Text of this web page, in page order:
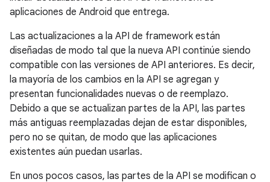
aplicaciones de Android que entrega.
Las actualizaciones a la API de framework están
diseñadas de modo tal que la nueva API continúe siendo
compatible con las versiones de API anteriores. Es decir,
la mayoría de los cambios en la API se agregan y
presentan funcionalidades nuevas o de reemplazo.
Debido a que se actualizan partes de la API, las partes
más antiguas reemplazadas dejan de estar disponibles,
pero no se quitan, de modo que las aplicaciones
existentes aún puedan usarlas.
En unos pocos casos, las partes de la API se modifican o